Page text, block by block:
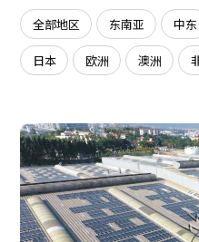
SnapFit快装系统
渔光互补
项目案例
新闻
全部地区 东南亚 中东
日本 欧洲 澳洲